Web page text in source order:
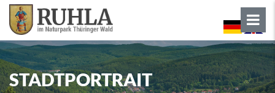
STADTPORTRAIT